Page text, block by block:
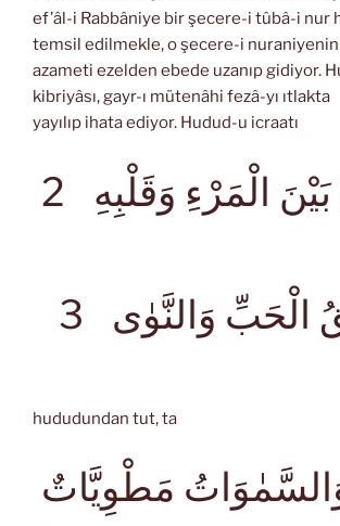
ef’âl-i Rabbâniye bir şecere-i tûbâ-i nur
temsil edilmekle, o şecere-i
azameti ezelden ebede uzanıp gidiyor.
kibriyâsı, gayr-ı mütenâhi fezâ-yı ıtlakta
yayılıp ihata ediyor. Hudud-u icraatı
الْمَرْءِ وَقَلْبِهِ
الْحَبِّ وَالنَّوٰى
hududundan tut, ta